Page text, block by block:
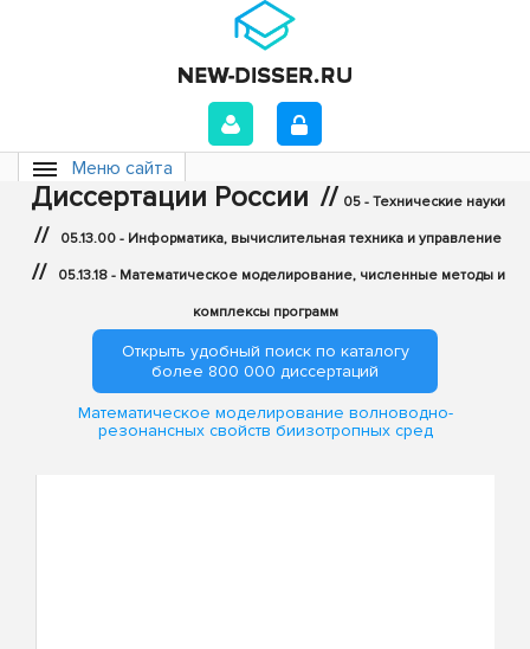
Меню сайта
Диссертации России // 05 - Технические науки
// 05.13.00 - Информатика, вычислительная техника и управление
// 05.13.18 - Математическое моделирование, численные методы и
комплексы программ
Открыть удобный поиск по каталогу
более 800 000 диссертаций
Математическое моделирование волноводно-
резонансных свойств биизотропных сред